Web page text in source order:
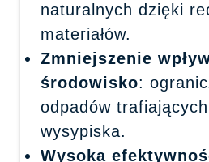
naturalnych dzięki
materiałów.
Zmniejszenie
środowisko:
odpadów
wysypiska.
Wysoka